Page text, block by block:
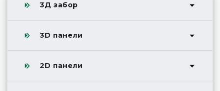
3Д забор
3D панели
2D панели